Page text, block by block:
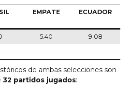
EMPATE ECUADOR
5.40 9.08
de ambas selecciones son
32 partidos jugados: